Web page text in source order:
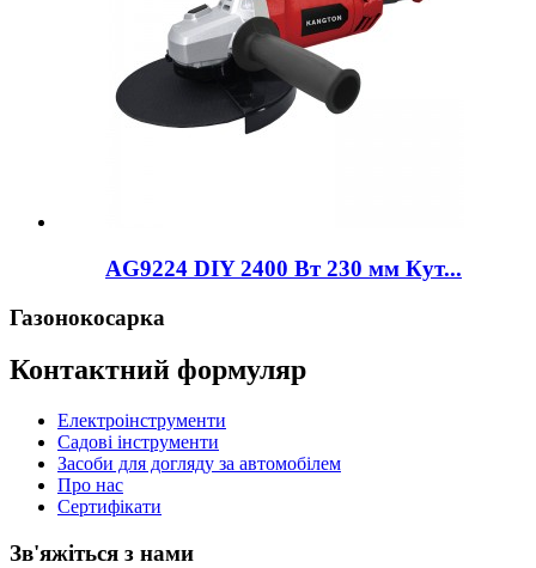
AG9224 DIY 2400 Вт 230 мм Кут...
Газонокосарка
Контактний формуляр
Електроінструменти
Садові інструменти
Засоби для догляду за автомобілем
Про нас
Сертифікати
Зв'яжіться з нами